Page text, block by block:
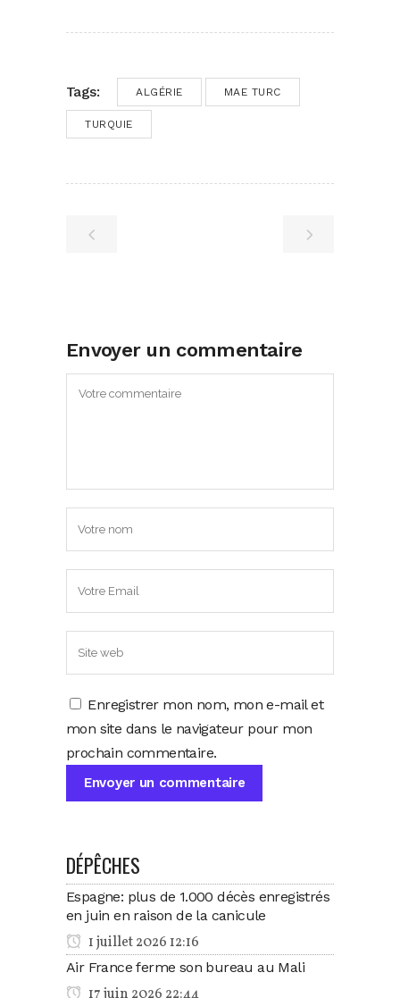
Tags: ALGÉRIE MAE TURC
TURQUIE
Envoyer un commentaire
Enregistrer mon nom, mon e-mail et
mon site dans le navigateur pour mon
prochain commentaire.
DÉPÊCHES
Espagne: plus de 1.000 décès enregistrés
en juin en raison de la canicule
1 juillet 2026 12:16
Air France ferme son bureau au Mali